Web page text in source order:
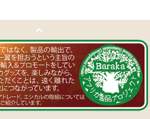
賞味期限切れ大特価！～期間限定 在庫限り
】～もったいないセール～タンザニア産カシ
賞味期限切れ大特価！
～期間限定 在庫限り
スビーズ ジュエリー 新入荷！トレーディン
特別注文による一点もの～
したのですが、気に入って毎日のように着てい
リカンファッションを広める活動中！
へのご感想
カンガも端処理してあってすぐ着れるし、カフ
スも、脇が大きく開いているので、素肌寝（家
イイと思う。